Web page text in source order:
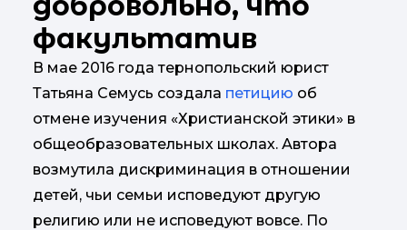
факультатив
В мае 2016 года тернопольский юрист
Татьяна Семусь создала петицию об
отмене изучения «Христианской этики» в
общеобразовательных школах. Автора
возмутила дискриминация в отношении
детей, чьи семьи исповедуют другую
религию или не исповедуют вовсе. По